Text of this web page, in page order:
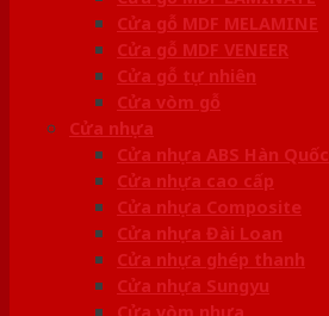
Cửa gỗ MDF MELAMINE
Cửa gỗ MDF VENEER
Cửa gỗ tự nhiên
Cửa vòm gỗ
Cửa nhựa
Cửa nhựa ABS Hàn Quốc
Cửa nhựa cao cấp
Cửa nhựa Composite
Cửa nhựa Đài Loan
Cửa nhựa ghép thanh
Cửa nhựa Sungyu